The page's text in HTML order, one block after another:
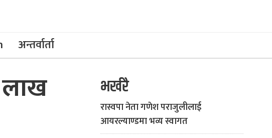
अन्तर्वार्ता
लाख भर्खरै
रास्वपा नेता गणेश पराजुलीलाई
आयरल्याण्डमा भव्य स्वागत